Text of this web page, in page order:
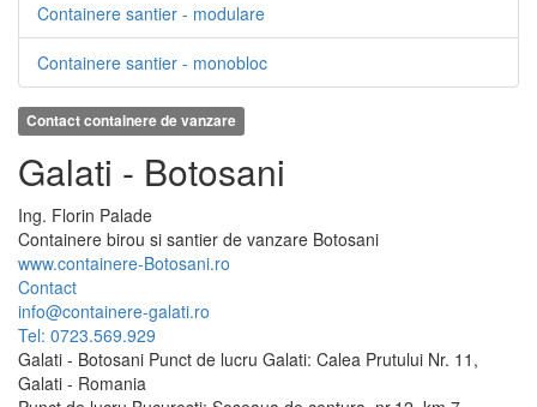
Containere santier - modulare
Containere santier - monobloc
Contact containere de vanzare
Galati - Botosani
Ing. Florin Palade
Containere birou si santier de vanzare Botosani
www.containere-Botosani.ro
Contact
info@containere-galati.ro
Tel: 0723.569.929
Galati - Botosani Punct de lucru Galati: Calea Prutului Nr. 11,
Galati - Romania